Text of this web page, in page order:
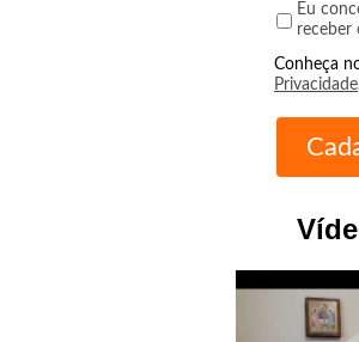
Eu
receber
Conheça
Privacidade